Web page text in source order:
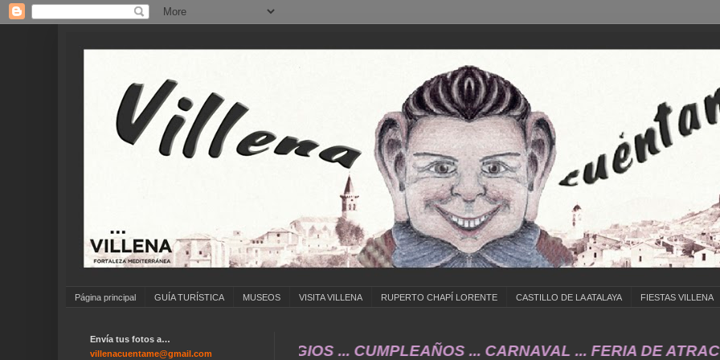
Página principal GUÍA TURÍSTICA MUSEOS VISITA VILLENA RUPERTO CHAPÍ LORENTE CASTILLO DE LA ATALAYA FIESTAS VILLENA
ANTIGUAS DE ... COLEGIOS ... CUMPLEAÑOS ... CARNAVAL ... FERIA DE
Envía tus fotos a…
villenacuentame@gmail.com